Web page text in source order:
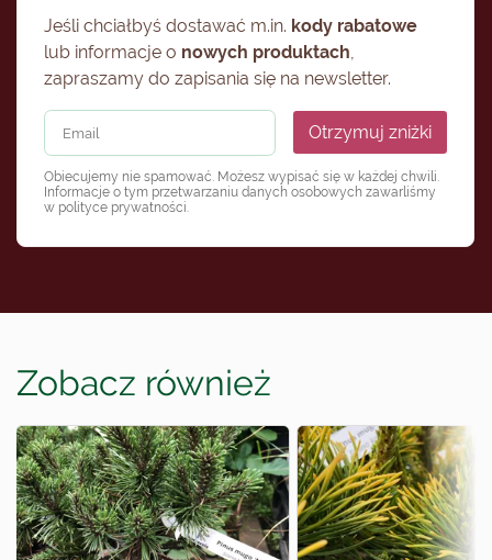
Jeśli chciałbyś dostawać m.in. kody rabatowe
lub informacje o nowych produktach
zapraszamy do zapisania się na newsletter.
Otrzymuj zniżki
Obiecujemy nie spamować. Możesz wypisać się w każdej chwili.
Informacje o tym przetwarzaniu danych osobowych zawarliśmy
w polityce prywatności
Zobacz również